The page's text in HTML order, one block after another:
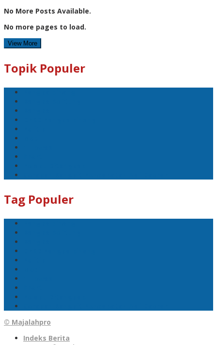
No More Posts Available.
No more pages to load.
View More
Topik Populer
Tag Populer
© Majalahpro
Indeks Berita